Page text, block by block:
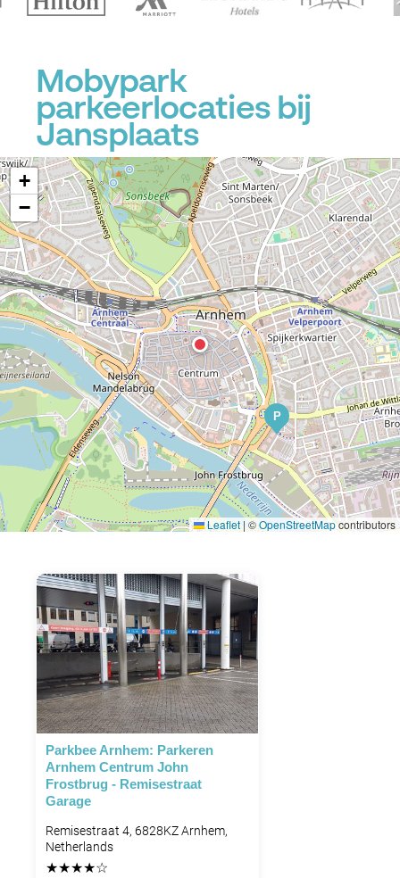
Mobypark
parkeerlocaties bij
Jansplaats
P
+
−
Leaflet | ©OpenStreetMapcontributors
Parkbee Arnhem: Parkeren
Arnhem Centrum John
Frostbrug - Remisestraat
Garage
Remisestraat 4, 6828KZ Arnhem,
Netherlands
★★★★☆